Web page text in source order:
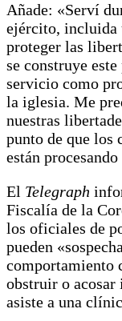
Añade: «Serví
ejército, incluida
proteger las
se construye
servicio como
la iglesia. Me
nuestras
punto de que los
están
El Telegraph
Fiscalía de la
los oficiales de
pueden
comportamiento
obstruir o acosar
asiste a una